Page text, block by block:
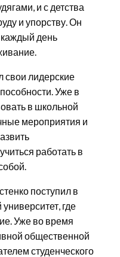
и с детства
и упорству. Он
каждый день
свои лидерские
Уже в
в школьной
мероприятия и
работать в
поступил в
где
Уже во время
общественной
студенческого